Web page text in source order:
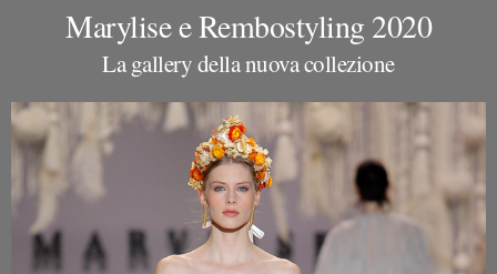
Marylise e Rembostyling 2020
La gallery della nuova collezione